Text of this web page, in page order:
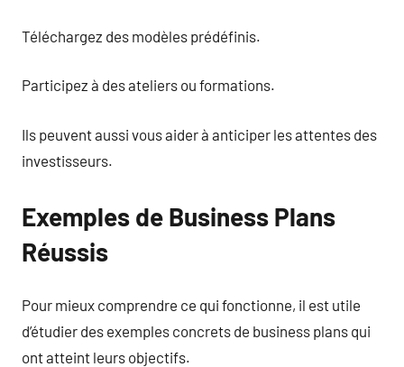
Téléchargez des modèles prédéfinis.
Participez à des ateliers ou formations.
Ils peuvent aussi vous aider à anticiper les attentes des
investisseurs.
Exemples de Business Plans
Réussis
Pour mieux comprendre ce qui fonctionne, il est utile
d’étudier des exemples concrets de business plans qui
ont atteint leurs objectifs.